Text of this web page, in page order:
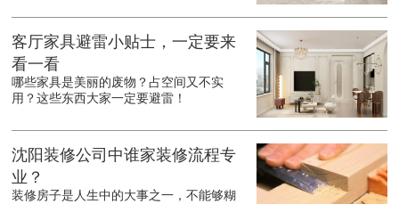
客厅家具避雷小贴士，一定要来
看一看
哪些家具是美丽的废物？占空间又不实
用？这些东西大家一定要避雷！
沈阳装修公司中谁家装修流程专
业？
装修房子是人生中的大事之一，不能够糊